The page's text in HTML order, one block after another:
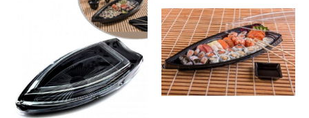
COMPARAR
LISTA DE DESEJO
GALVANOTEK
Barca Plast Grande
Oriental Pet C/Tampa Go